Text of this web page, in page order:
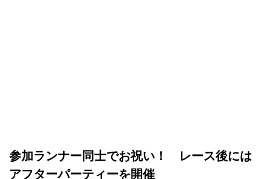
参加ランナー同士でお祝い！ レース後には
アフターパーティーを開催